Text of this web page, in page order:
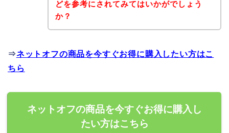
どを参考にされてみてはいかがでしょう
か？
⇒ネットオフの商品を今すぐお得に購入したい方はこ
ちら
ネットオフの商品を今すぐお得に購入し
たい方はこちら